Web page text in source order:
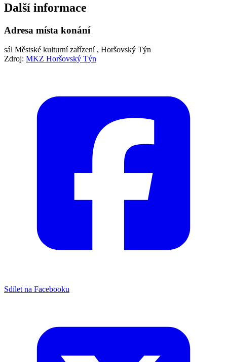
Další informace
Adresa místa konání
sál Městské kulturní zařízení , Horšovský Týn
Zdroj: MKZ Horšovský Týn
Sdílet na Facebooku